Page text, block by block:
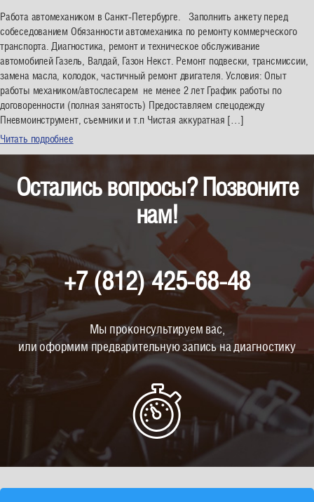
Работа автомехаником в Санкт-Петербурге. Заполнить анкету перед
собеседованием Обязанности автомеханика по ремонту коммерческого
транспорта. Диагностика, ремонт и техническое обслуживание
автомобилей Газель, Валдай, Газон Некст. Ремонт подвески, трансмиссии,
замена масла, колодок, частичный ремонт двигателя. Условия: Опыт
работы механиком/автослесарем не менее 2 лет График работы по
договоренности (полная занятость) Предоставляем спецодежду
Пневмоинструмент, съемники и т.п Чистая аккуратная […]
Читать подробнее
Остались вопросы? Позвоните
нам!
+7 (812) 425-68-48
Мы проконсультируем вас,
или оформим предварительную запись на диагностику